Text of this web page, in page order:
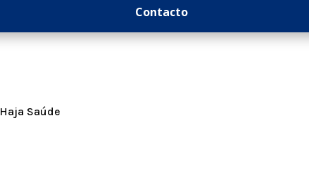
Contacto
Haja Saúde